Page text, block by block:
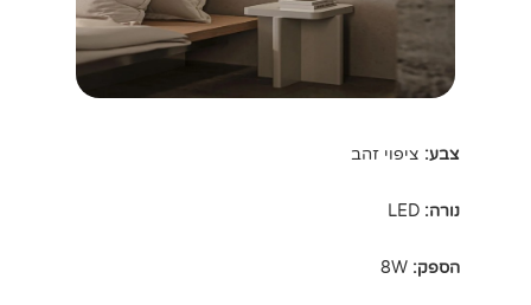
צבע: ציפוי זהב
נורה:
הספק: